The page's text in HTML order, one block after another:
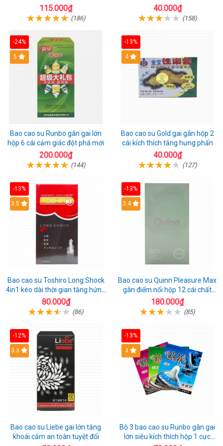
1 riêng
115.000₫
(186)
40.000₫
(158)
-24%
Hot
5
Bao cao su Runbo gân gai lớn
hộp 6 cái cảm giác đột phá mới
200.000₫
(144)
-13%
Hot
4
Bao cao su Gold gai gân hộp 2
cái kích thích tăng hưng phấn
40.000₫
(127)
-13%
3.5
Bao cao su Toshiro Long Shock
4in1 kéo dài thời gian tăng hứng
thú hộp 10
80.000₫
(86)
-13%
3.4
Bao cao su Quinn Pleasure Max
gân điểm nổi hộp 12 cái chất
lượng
180.000₫
(85)
-12%
3.3
Bao cao su Liebe gai lớn tăng
khoái cảm an toàn tuyệt đối
-13%
3
Bộ 3 bao cao su Runbo gân gai
lớn siêu kích thích hộp 1 cực